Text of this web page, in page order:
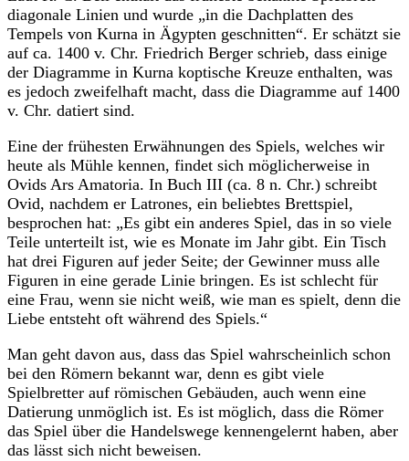
diagonale Linien und wurde „in die Dachplatten des
Tempels von Kurna in Ägypten geschnitten“. Er schätzt sie
auf ca. 1400 v. Chr. Friedrich Berger schrieb, dass einige
der Diagramme in Kurna koptische Kreuze enthalten, was
es jedoch zweifelhaft macht, dass die Diagramme auf 1400
v. Chr. datiert sind.
Eine der frühesten Erwähnungen des Spiels, welches wir
heute als Mühle kennen, findet sich möglicherweise in
Ovids Ars Amatoria. In Buch III (ca. 8 n. Chr.) schreibt
Ovid, nachdem er Latrones, ein beliebtes Brettspiel,
besprochen hat: „Es gibt ein anderes Spiel, das in so viele
Teile unterteilt ist, wie es Monate im Jahr gibt. Ein Tisch
hat drei Figuren auf jeder Seite; der Gewinner muss alle
Figuren in eine gerade Linie bringen. Es ist schlecht für
eine Frau, wenn sie nicht weiß, wie man es spielt, denn die
Liebe entsteht oft während des Spiels.“
Man geht davon aus, dass das Spiel wahrscheinlich schon
bei den Römern bekannt war, denn es gibt viele
Spielbretter auf römischen Gebäuden, auch wenn eine
Datierung unmöglich ist. Es ist möglich, dass die Römer
das Spiel über die Handelswege kennengelernt haben, aber
das lässt sich nicht beweisen.